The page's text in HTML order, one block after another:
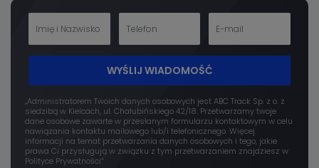
WYŚLIJ WIADOMOŚĆ
„Administratorem Twoich danych osobowych jest ABC Track Sp. z o. z
siedzibą w Kielcach, ul. Chałubińskiego 42/18. Przetwarzamy twoje
dane osobowe zawarte w przesłanym formularzu kontaktowym w celu
nawiązania kontaktu mailowego lub/i telefonicznego. Więcej
informacji na temat przetwarzania danych osobowych i tego, jakie
prawa Ci przysługują w związku z tym przetwarzaniem znajdziesz w
Polityce Prywatności”